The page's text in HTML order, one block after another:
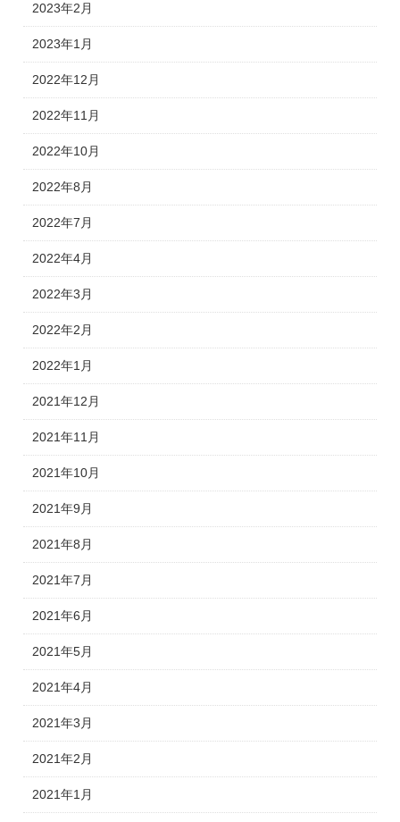
2023年2月
2023年1月
2022年12月
2022年11月
2022年10月
2022年8月
2022年7月
2022年4月
2022年3月
2022年2月
2022年1月
2021年12月
2021年11月
2021年10月
2021年9月
2021年8月
2021年7月
2021年6月
2021年5月
2021年4月
2021年3月
2021年2月
2021年1月